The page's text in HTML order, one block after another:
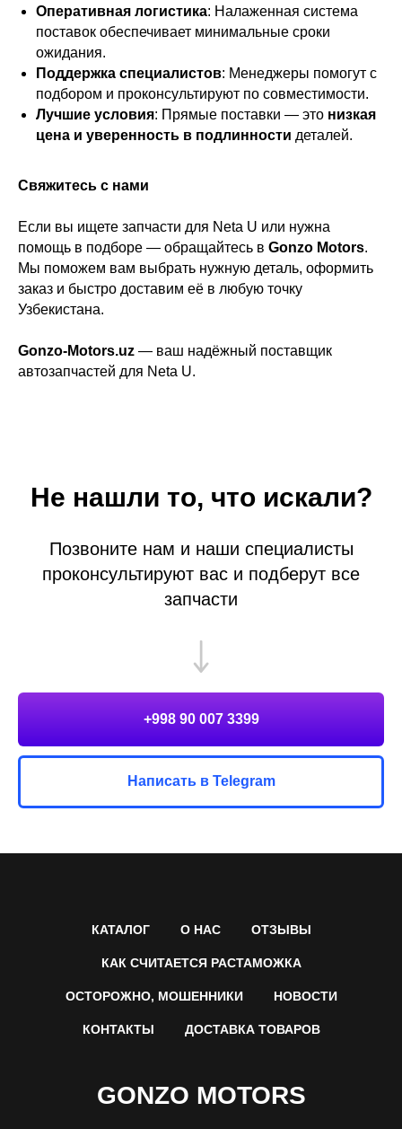
Оперативная логистика: Налаженная система
поставок обеспечивает минимальные сроки
ожидания.
Поддержка специалистов: Менеджеры помогут с
подбором и проконсультируют по совместимости.
Лучшие условия: Прямые поставки — это низкая
цена и уверенность в подлинности деталей.
Свяжитесь с нами
Если вы ищете запчасти для Neta U или нужна
помощь в подборе — обращайтесь в Gonzo Motors.
Мы поможем вам выбрать нужную деталь, оформить
заказ и быстро доставим её в любую точку
Узбекистана.
Gonzo-Motors.uz — ваш надёжный поставщик
автозапчастей для Neta U.
Не нашли то, что искали?
Позвоните нам и наши специалисты
проконсультируют вас и подберут все
запчасти
+998 90 007 3399
Написать в Telegram
КАТАЛОГ О НАС ОТЗЫВЫ
КАК СЧИТАЕТСЯ РАСТАМОЖКА
ОСТОРОЖНО, МОШЕННИКИ НОВОСТИ
КОНТАКТЫ ДОСТАВКА ТОВАРОВ
GONZO MOTORS